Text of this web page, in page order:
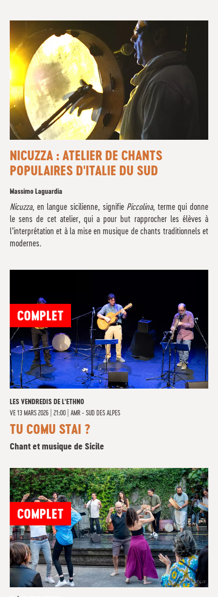
NICUZZA : ATELIER DE CHANTS
POPULAIRES D'ITALIE DU SUD
Massimo Laguardia
Nicuzza, en langue sicilienne, signifie Piccolina, terme qui donne
le sens de cet atelier, qui a pour but rapprocher les élèves à
l’interprétation et à la mise en musique de chants traditionnels et
modernes.
COMPLET
LES VENDREDIS DE L'ETHNO
VE 13 MARS 2026 | 21:00 AMR - SUD DES ALPES
TU COMU STAI ?
Chant et musique de Sicile
COMPLET